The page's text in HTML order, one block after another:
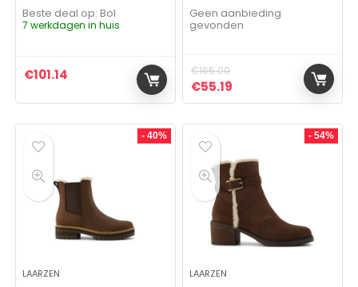
Beste deal op:
Bol
7 werkdagen in huis
€101.14
Geen aanbieding
gevonden
€165.00
Oorspronkelijke prijs was:
€55.19 Huidige prijs is:
- 40%
LAARZEN
- 54%
LAARZEN